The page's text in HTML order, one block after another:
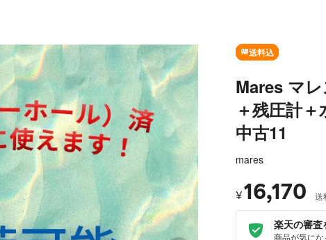
送料込
Mares マ
＋残圧計
中古11
mares
¥16,170 送
楽天の審査
商品が気に